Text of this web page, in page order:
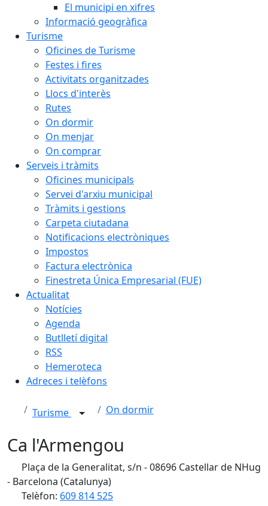
El municipi en xifres
Informació geogràfica
Turisme
Oficines de Turisme
Festes i fires
Activitats organitzades
Llocs d'interès
Rutes
On dormir
On menjar
On comprar
Serveis i tràmits
Oficines municipals
Servei d'arxiu municipal
Tràmits i gestions
Carpeta ciutadana
Notificacions electròniques
Impostos
Factura electrònica
Finestreta Única Empresarial (FUE)
Actualitat
Notícies
Agenda
Butlletí digital
RSS
Hemeroteca
Adreces i telèfons
Turisme On dormir
Ca l'Armengou
Plaça de la Generalitat, s/n - 08696 Castellar de NHug
- Barcelona (Catalunya)
Telèfon: 609 814 525